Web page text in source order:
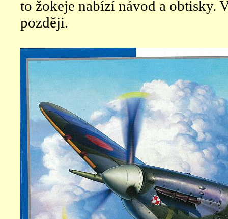
to žokeje nabízí návod a obtisky.
později.